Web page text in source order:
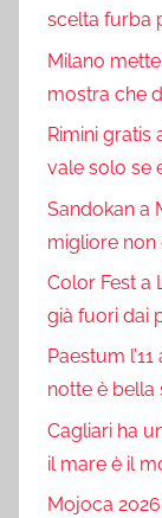
scelta furba
Milano mette
mostra che
Rimini gratis
vale solo se
Sandokan a
migliore
Color Fest a
già fuori dai
Paestum
notte è bella
Cagliari ha
il mare è il
Mojoca